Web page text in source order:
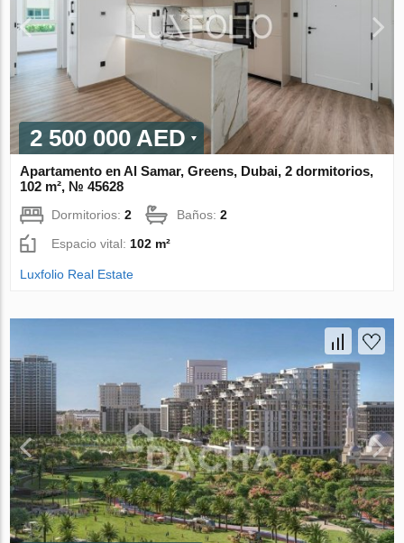
2 500 000 AED
Apartamento en Al Samar, Greens, Dubai, 2 dormitorios,
102 m², № 45628
Dormitorios:2 Baños:2
Espacio vital: 102 m²
Luxfolio Real Estate